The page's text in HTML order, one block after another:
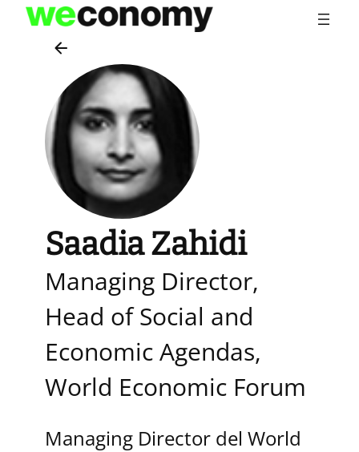
Vai
Saadia Zahidi
Managing Director,
Head of Social and
Economic Agendas,
World Economic Forum
Managing Director del World